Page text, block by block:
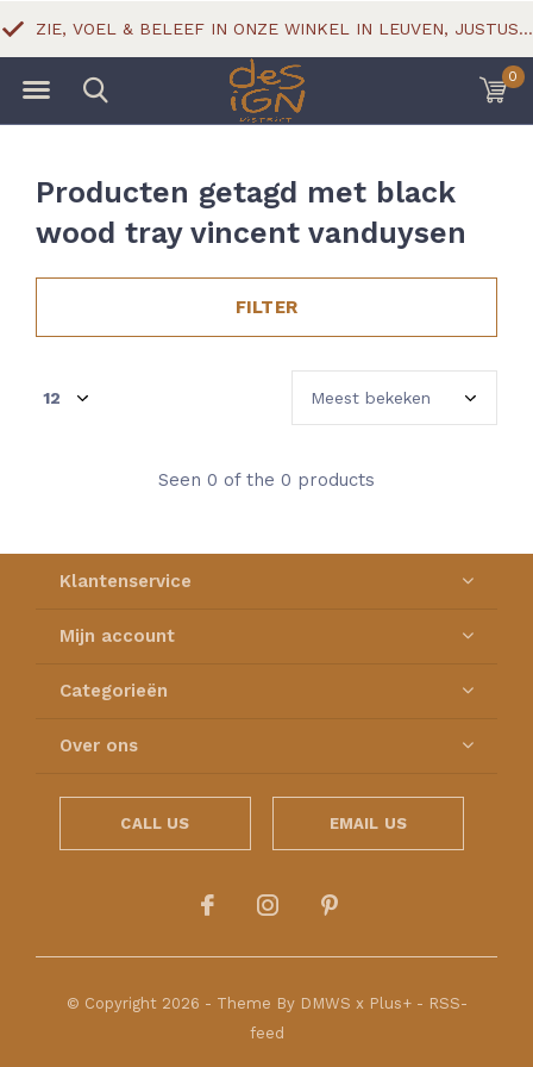
0
ZIE, VOEL & BELEEF IN ONZE WINKEL IN LEUVEN, JUSTUS LIPSIUSSTRAAT 18
Producten getagd met black
wood tray vincent vanduysen
FILTER
Seen 0 of the 0 products
Klantenservice
Mijn account
Categorieën
Over ons
CALL US EMAIL US
© Copyright 2026 - Theme By DMWS x Plus+- RSS-
feed